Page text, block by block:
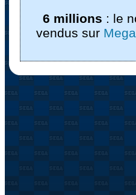
6 millions : le
vendus sur